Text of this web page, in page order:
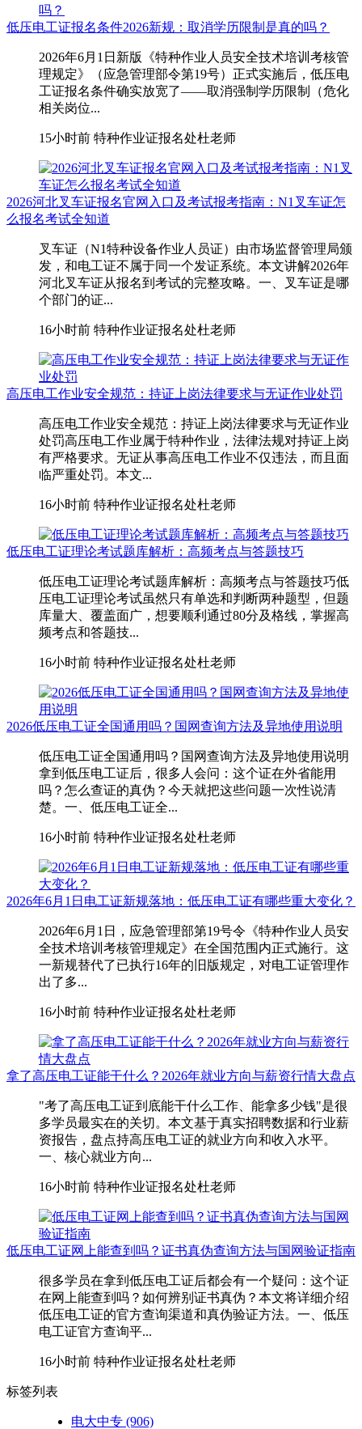
低压电工证报名条件2026新规：取消学历限制是真的吗？
2026年6月1日新版《特种作业人员安全技术培训考核管
理规定》（应急管理部令第19号）正式实施后，低压电
工证报名条件确实放宽了——取消强制学历限制（危化
相关岗位...
15小时前 特种作业证报名处杜老师
2026河北叉车证报名官网入口及考试报考指南：N1叉车证怎
么报名考试全知道
叉车证（N1特种设备作业人员证）由市场监督管理局颁
发，和电工证不属于同一个发证系统。本文讲解2026年
河北叉车证从报名到考试的完整攻略。一、叉车证是哪
个部门的证...
16小时前 特种作业证报名处杜老师
高压电工作业安全规范：持证上岗法律要求与无证作业处罚
高压电工作业安全规范：持证上岗法律要求与无证作业
处罚高压电工作业属于特种作业，法律法规对持证上岗
有严格要求。无证从事高压电工作业不仅违法，而且面
临严重处罚。本文...
16小时前 特种作业证报名处杜老师
低压电工证理论考试题库解析：高频考点与答题技巧
低压电工证理论考试题库解析：高频考点与答题技巧低
压电工证理论考试虽然只有单选和判断两种题型，但题
库量大、覆盖面广，想要顺利通过80分及格线，掌握高
频考点和答题技...
16小时前 特种作业证报名处杜老师
2026低压电工证全国通用吗？国网查询方法及异地使用说明
低压电工证全国通用吗？国网查询方法及异地使用说明
拿到低压电工证后，很多人会问：这个证在外省能用
吗？怎么查证的真伪？今天就把这些问题一次性说清
楚。一、低压电工证全...
16小时前 特种作业证报名处杜老师
2026年6月1日电工证新规落地：低压电工证有哪些重大变化？
2026年6月1日，应急管理部第19号令《特种作业人员安
全技术培训考核管理规定》在全国范围内正式施行。这
一新规替代了已执行16年的旧版规定，对电工证管理作
出了多...
16小时前 特种作业证报名处杜老师
拿了高压电工证能干什么？2026年就业方向与薪资行情大盘点
"考了高压电工证到底能干什么工作、能拿多少钱"是很
多学员最实在的关切。本文基于真实招聘数据和行业薪
资报告，盘点持高压电工证的就业方向和收入水平。
一、核心就业方向...
16小时前 特种作业证报名处杜老师
低压电工证网上能查到吗？证书真伪查询方法与国网验证指南
很多学员在拿到低压电工证后都会有一个疑问：这个证
在网上能查到吗？如何辨别证书真伪？本文将详细介绍
低压电工证的官方查询渠道和真伪验证方法。一、低压
电工证官方查询平...
16小时前 特种作业证报名处杜老师
标签列表
电大中专 (906)